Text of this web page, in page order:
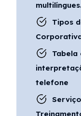
Tipos
Tabela
telefone